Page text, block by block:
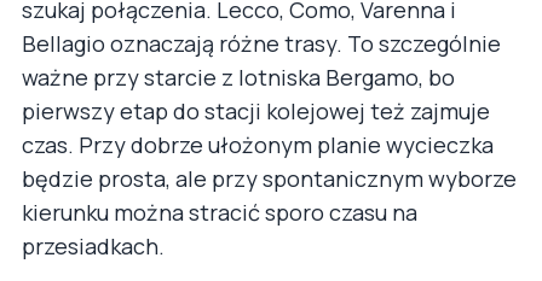
szukaj połączenia. Lecco, Como, Varenna i
Bellagio oznaczają różne trasy. To szczególnie
ważne przy starcie z lotniska Bergamo, bo
pierwszy etap do stacji kolejowej też zajmuje
czas. Przy dobrze ułożonym planie wycieczka
będzie prosta, ale przy spontanicznym wyborze
kierunku można stracić sporo czasu na
przesiadkach.